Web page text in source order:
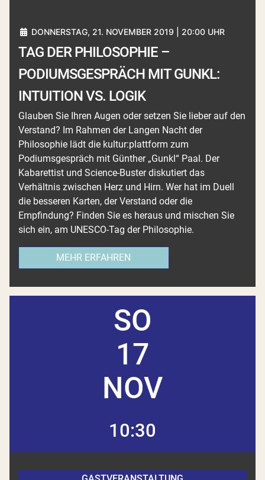
DONNERSTAG, 21. NOVEMBER 2019 | 20:00 UHR
TAG DER PHILOSOPHIE –
PODIUMSGESPRÄCH MIT GUNKL:
INTUITION VS. LOGIK
Glauben Sie Ihren Augen oder setzen Sie lieber auf den
Verstand? Im Rahmen der Langen Nacht der
Philosophie lädt die kultur:plattform zum
Podiumsgespräch mit Günther „Gunkl“ Paal. Der
Kabarettist und Science-Buster diskutiert das
Verhältnis zwischen Herz und Hirn. Wer hat im Duell
die besseren Karten, der Verstand oder die
Empfindung? Finden Sie es heraus und mischen Sie
sich ein, am UNESCO-Tag der Philosophie.
MEHR ERFAHREN
SO
17
NOV
10:30